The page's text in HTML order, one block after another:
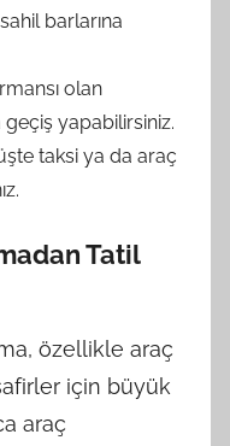
barlarına
olan
yapabilirsiniz.
taksi ya da araç
Tatil
özellikle araç
için büyük
araç